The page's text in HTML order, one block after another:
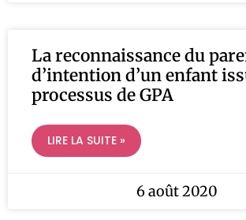
La reconnaissance du
d’intention d’un enfant
processus de GPA
LIRE LA SUITE »
6 août 2020